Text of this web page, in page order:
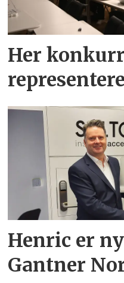
Her
Henric er
Gantner